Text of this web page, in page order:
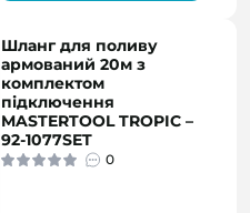
Шланг для поливу
армований 20м з
комплектом
підключення
MASTERTOOL TROPIC –
92-1077SET
0